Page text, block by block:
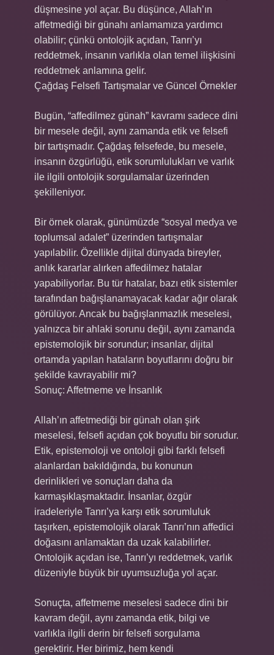
düşmesine yol açar. Bu düşünce, Allah’ın
affetmediği bir günahı anlamamıza yardımcı
olabilir; çünkü ontolojik açıdan, Tanrı’yı
reddetmek, insanın varlıkla olan temel ilişkisini
reddetmek anlamına gelir.
Çağdaş Felsefi Tartışmalar ve Güncel Örnekler
Bugün, “affedilmez günah” kavramı sadece dini
bir mesele değil, aynı zamanda etik ve felsefi
bir tartışmadır. Çağdaş felsefede, bu mesele,
insanın özgürlüğü, etik sorumlulukları ve varlık
ile ilgili ontolojik sorgulamalar üzerinden
şekilleniyor.
Bir örnek olarak, günümüzde “sosyal medya ve
toplumsal adalet” üzerinden tartışmalar
yapılabilir. Özellikle dijital dünyada bireyler,
anlık kararlar alırken affedilmez hatalar
yapabiliyorlar. Bu tür hatalar, bazı etik sistemler
tarafından bağışlanamayacak kadar ağır olarak
görülüyor. Ancak bu bağışlanmazlık meselesi,
yalnızca bir ahlaki sorunu değil, aynı zamanda
epistemolojik bir sorundur; insanlar, dijital
ortamda yapılan hataların boyutlarını doğru bir
şekilde kavrayabilir mi?
Sonuç: Affetmeme ve İnsanlık
Allah’ın affetmediği bir günah olan şirk
meselesi, felsefi açıdan çok boyutlu bir sorudur.
Etik, epistemoloji ve ontoloji gibi farklı felsefi
alanlardan bakıldığında, bu konunun
derinlikleri ve sonuçları daha da
karmaşıklaşmaktadır. İnsanlar, özgür
iradeleriyle Tanrı’ya karşı etik sorumluluk
taşırken, epistemolojik olarak Tanrı’nın affedici
doğasını anlamaktan da uzak kalabilirler.
Ontolojik açıdan ise, Tanrı’yı reddetmek, varlık
düzeniyle büyük bir uyumsuzluğa yol açar.
Sonuçta, affetmeme meselesi sadece dini bir
kavram değil, aynı zamanda etik, bilgi ve
varlıkla ilgili derin bir felsefi sorgulama
gerektirir. Her birimiz, hem kendi